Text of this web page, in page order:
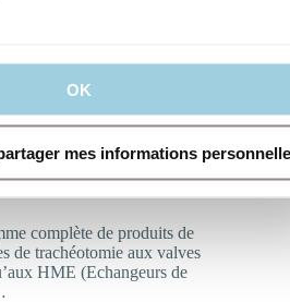
OK
mes informations
complète de produits de
de trachéotomie aux valves
HME (Echangeurs de